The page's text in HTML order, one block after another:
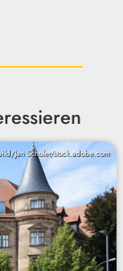
Jan Schuler/stock.adobe.com